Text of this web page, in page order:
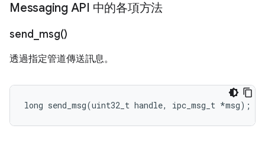
Messaging API 中的各項方法
send_msg()
透過指定管道傳送訊息。
long send_msg(uint32_t handle, ipc_msg_t *msg);